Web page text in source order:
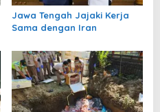
Jawa Tengah Jajaki Kerja
Sama dengan Iran